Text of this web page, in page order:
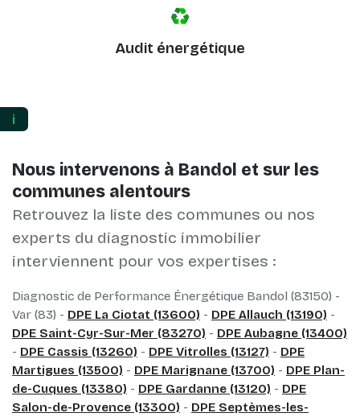
Audit énergétique
Nous intervenons à Bandol et sur les
communes alentours
Retrouvez la liste des communes ou nos
experts du diagnostic immobilier
interviennent pour vos expertises :
Diagnostic de Performance Énergétique Bandol (83150) -
Var (83) - DPE La Ciotat (13600) - DPE Allauch (13190) -
DPE Saint-Cyr-Sur-Mer (83270) - DPE Aubagne (13400)
- DPE Cassis (13260) - DPE Vitrolles (13127) - DPE
Martigues (13500) - DPE Marignane (13700) - DPE Plan-
de-Cuques (13380) - DPE Gardanne (13120) - DPE
Salon-de-Provence (13300) - DPE Septèmes-les-
ℹ️